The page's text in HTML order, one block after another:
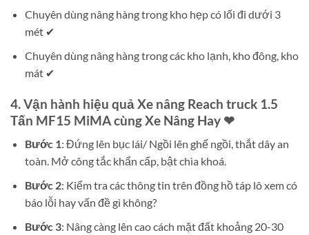
Chuyên dùng nâng hàng trong kho hẹp có lối đi dưới 3
mét ✔
Chuyên dùng nâng hàng trong các kho lạnh, kho đông, kho
mát ✔
4. Vận hành hiệu quả Xe nâng Reach truck 1.5
Tấn MF15 MiMA cùng Xe Nâng Hay ❤
Bước 1: Đứng lên bục lái/ Ngồi lên ghế ngồi, thắt dây an
toàn. Mở công tắc khẩn cấp, bật chìa khoá.
Bước 2: Kiểm tra các thông tin trên đồng hồ táp lô xem có
báo lỗi hay vấn đề gì không?
Bước 3: Nâng càng lên cao cách mặt đất khoảng 20-30